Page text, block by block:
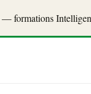
— formations